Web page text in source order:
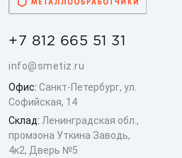
+7 812 665 51 31
info@smetiz.ru
Офис: Санкт-Петербург, ул.
Софийская, 14
Склад: Ленинградская обл.,
промзона Уткина Заводь,
4к2, Дверь №5